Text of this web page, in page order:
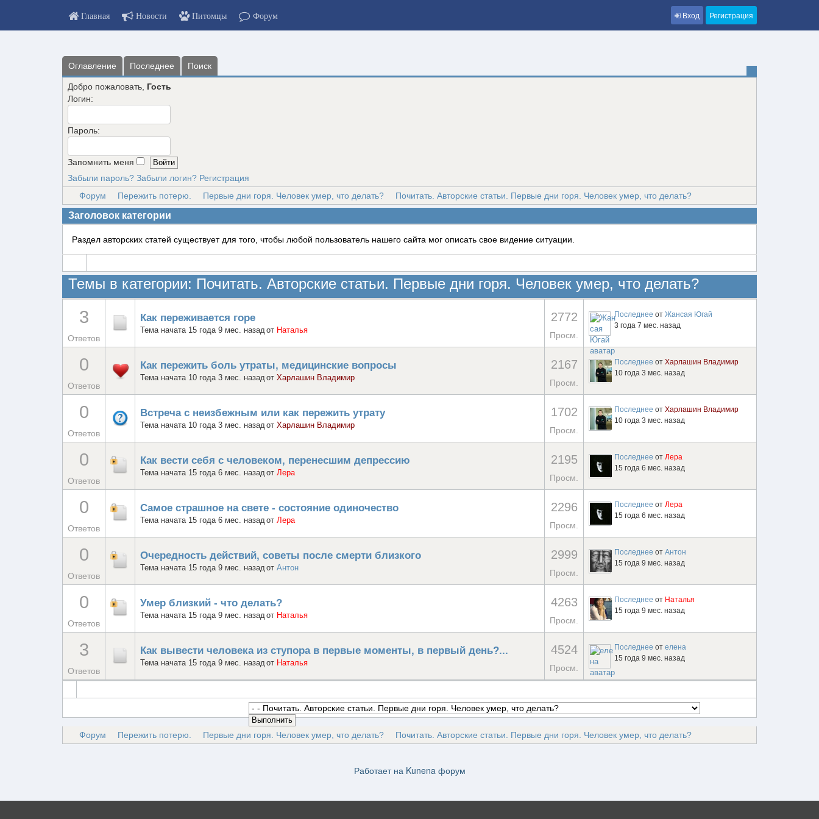
Главная Новости Питомцы Форум Вход Регистрация
Оглавление Последнее Поиск
Добро пожаловать, Гость
Логин:
Пароль:
Запомнить меня
Забыли пароль? Забыли логин? Регистрация
Форум
Пережить потерю. Первые дни горя. Человек умер, что делать? Почитать. Авторские статьи. Первые дни горя. Человек умер, что делать?
Заголовок категории
Раздел авторских статей существует для того, чтобы любой пользователь нашего сайта мог описать свое видение ситуации.
Темы в категории: Почитать. Авторские статьи. Первые дни горя. Человек умер, что делать?
3
Ответов
Как переживается горе
Тема начата 15 года 9 мес. назадот Наталья
2772
Просм.
Последнее от Жансая Югай
3 года 7 мес. назад
0
Ответов
Как пережить боль утраты, медицинские вопросы
Тема начата 10 года 3 мес. назадот Харлашин Владимир
2167
Просм.
Последнее от Харлашин Владимир
10 года 3 мес. назад
0
Ответов
Встреча с неизбежным или как пережить утрату
Тема начата 10 года 3 мес. назадот Харлашин Владимир
1702
Просм.
Последнее от Харлашин Владимир
10 года 3 мес. назад
0
Ответов
Как вести себя с человеком, перенесшим депрессию
Тема начата 15 года 6 мес. назадот Лера
2195
Просм.
Последнее от Лера
15 года 6 мес. назад
0
Ответов
Самое страшное на свете - состояние одиночество
Тема начата 15 года 6 мес. назадот Лера
2296
Просм.
Последнее от Лера
15 года 6 мес. назад
0
Ответов
Очередность действий, советы после смерти близкого
Тема начата 15 года 9 мес. назадот Антон
2999
Просм.
Последнее от Антон
15 года 9 мес. назад
0
Ответов
Умер близкий - что делать?
Тема начата 15 года 9 мес. назадот Наталья
4263
Просм.
Последнее от Наталья
15 года 9 мес. назад
3
Ответов
Как вывести человека из ступора в первые моменты, в первый день?...
Тема начата 15 года 9 мес. назадот Наталья
4524
Просм.
Последнее от елена
15 года 9 мес. назад
Форум Пережить потерю. Первые дни горя. Человек умер, что делать? Почитать. Авторские статьи. Первые дни горя. Человек умер, что делать?
Работает на Kunena форум